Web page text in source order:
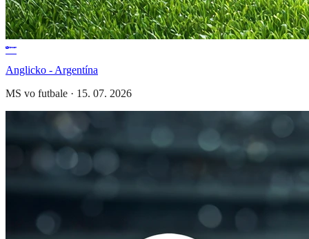
Anglicko - Argentína
MS vo futbale · 15. 07. 2026